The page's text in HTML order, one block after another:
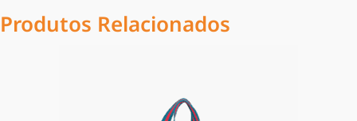
Produtos Relacionados